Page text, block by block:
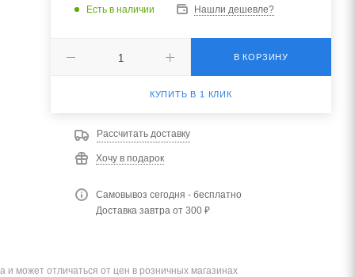
Есть в наличии Нашли дешевле?
В КОРЗИНУ
КУПИТЬ В 1 КЛИК
Рассчитать доставку
Хочу в подарок
Самовывоз сегодня - бесплатно
Доставка завтра от 300 ₽
и может отличаться от цен в розничных магазинах